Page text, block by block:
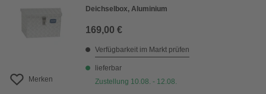
Merken
Deichselbox, Aluminium
169,00 €
Verfügbarkeit im Markt prüfen
lieferbar
Zustellung 10.08. - 12.08.